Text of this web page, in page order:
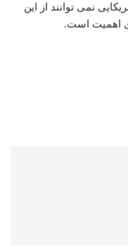
نمی توانند از این
اهمیت است.